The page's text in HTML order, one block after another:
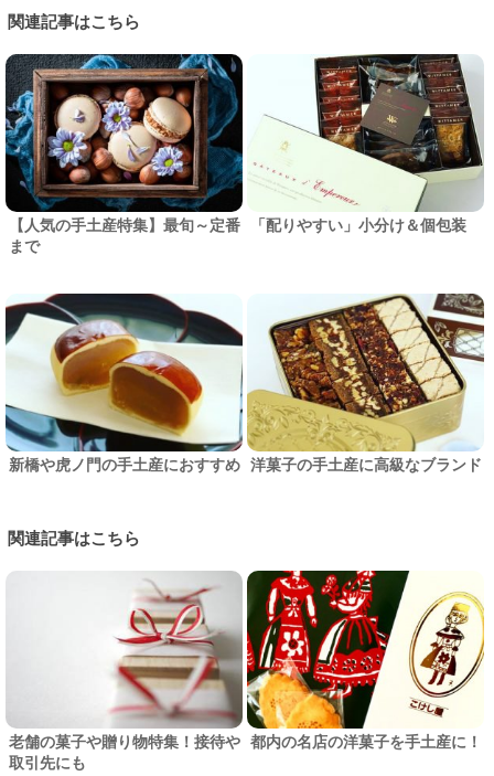
関連記事はこちら
【人気の手土産特集】最旬～定番
まで
「配りやすい」小分け＆個包装
新橋や虎ノ門の手土産におすすめ 洋菓子の手土産に高級なブランド
関連記事はこちら
老舗の菓子や贈り物特集！接待や
取引先にも
都内の名店の洋菓子を手土産に！